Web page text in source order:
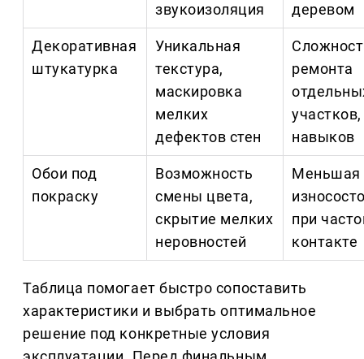
звукоизоляция
деревом
Декоративная
штукатурка
Уникальная
текстура,
маскировка
мелких
дефектов стен
ремонта
навыков
Обои под
покраску
Возможность
смены цвета,
скрытие мелких
неровностей
Меньшая
при
контакте
Таблица помогает быстро сопоставить
характеристики и выбрать оптимальное
решение под конкретные условия